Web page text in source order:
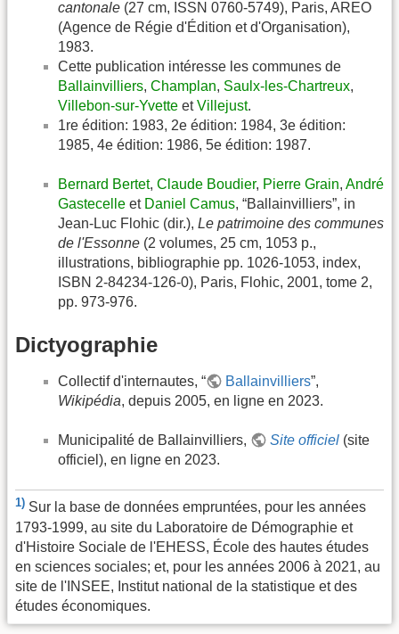
cantonale (27 cm, ISSN 0760-5749), Paris, AREO
(Agence de Régie d'Édition et d'Organisation),
1983.
Cette publication intéresse les communes de
Ballainvilliers, Champlan, Saulx-les-Chartreux,
Villebon-sur-Yvette etVillejust.
1re édition: 1983, 2e édition: 1984, 3e édition:
1985, 4e édition: 1986, 5e édition: 1987.
Bernard Bertet, Claude Boudier, Pierre Grain, André
Gastecelle et Daniel Camus, “Ballainvilliers”, in
Jean-Luc Flohic (dir.), Le patrimoine des communes
de l'Essonne (2 volumes, 25 cm, 1053 p.,
illustrations, bibliographie pp. 1026-1053, index,
ISBN 2-84234-126-0), Paris, Flohic, 2001, tome 2,
pp. 973-976.
Dictyographie
Collectif d'internautes, “ Ballainvilliers”,
Wikipédia, depuis 2005, en ligne en 2023.
Municipalité de Ballainvilliers, Site officiel (site
officiel), en ligne en 2023.
1) Sur la base de données empruntées, pour les années
1793-1999, au site du Laboratoire de Démographie et
d'Histoire Sociale de l'EHESS, École des hautes études
en sciences sociales; et, pour les années 2006 à 2021, au
site de l'INSEE, Institut national de la statistique et des
études économiques.